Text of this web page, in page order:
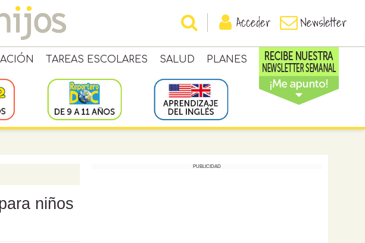
Acceder Newsletter
TAREAS ESCOLARES SALUD PLANES
niños
PUBLICIDAD